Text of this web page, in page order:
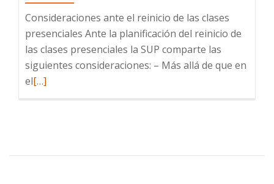
Consideraciones ante el reinicio de las clases
presenciales Ante la planificación del reinicio de
las clases presenciales la SUP comparte las
siguientes consideraciones: – Más allá de que en
elLeer
el
[…]